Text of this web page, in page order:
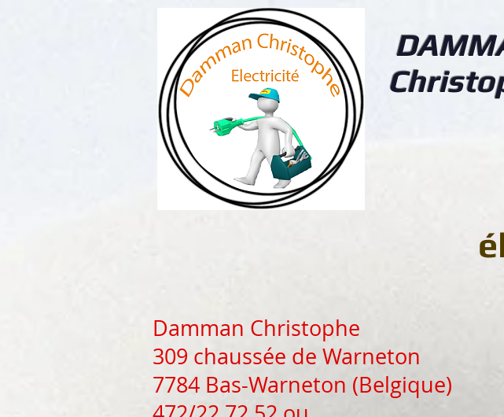
Damman Christophe
309 chaussée de Warneton
7784 Bas-Warneton (Belgique)